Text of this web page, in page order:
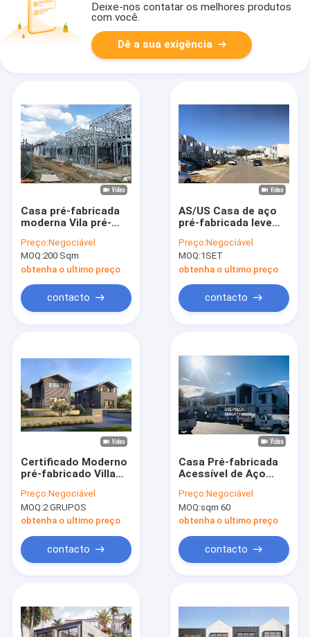
Produtos
Deixe-nos contatar os melhores produtos
com você.
Dê a sua exigência
Casa pré-fabricada
moderna Vila pré-
fabricada de aço leve
Preço:Negociável
MOQ:200 Sqm
obtenha o ultimo preço
contacto
AS/US Casa de aço
pré-fabricada leve
terremoto Edifícios
pré-fabricados de
metal
Preço:Negociável
MOQ:1SET
obtenha o ultimo preço
contacto
Certificado Moderno
pré-fabricado Villa
Galvanizado Light
Gauge Estrutura de
Aço
Preço:Negociável
MOQ:2 GRUPOS
obtenha o ultimo preço
contacto
Casa Pré-fabricada
Acessível de Aço
Energia, Casa
Modular, Residência
Pré-fabricada
Preço:Negociável
MOQ:sqm 60
obtenha o ultimo preço
contacto